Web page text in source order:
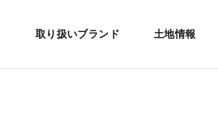
取り扱いブランド 土地情報